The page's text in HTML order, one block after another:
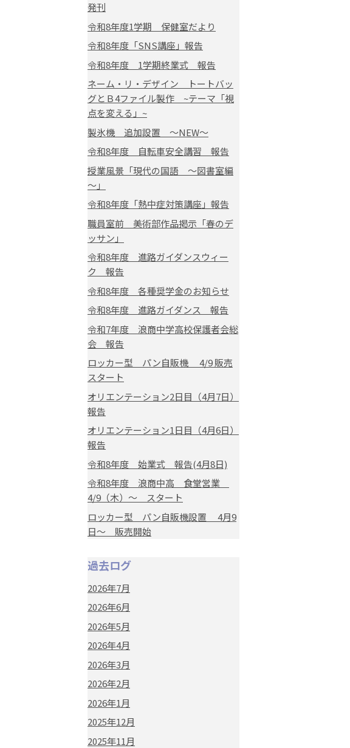
発刊
令和8年度1学期 保健室だより
令和8年度「SNS講座」報告
令和8年度 1学期終業式 報告
ネーム・リ・デザイン トートバッ
グとＢ4ファイル製作 ~テーマ「視
点を変える」~
製氷機 追加設置 ～NEW～
令和8年度 自転車安全講習 報告
授業風景「現代の国語 ～図書室編
～」
令和8年度「熱中症対策講座」報告
職員室前 美術部作品掲示「春のデ
ッサン」
令和8年度 進路ガイダンスウィー
ク 報告
令和8年度 各種奨学金のお知らせ
令和8年度 進路ガイダンス 報告
令和7年度 浪商中学高校保護者会総
会 報告
ロッカー型 パン自販機 4/9 販売
スタート
オリエンテーション2日目（4月7日）
報告
オリエンテーション1日目（4月6日）
報告
令和8年度 始業式 報告(4月8日)
令和8年度 浪商中高 食堂営業
4/9（木）～ スタート
ロッカー型 パン自販機設置 4月9
日～ 販売開始
過去ログ
2026年7月
2026年6月
2026年5月
2026年4月
2026年3月
2026年2月
2026年1月
2025年12月
2025年11月